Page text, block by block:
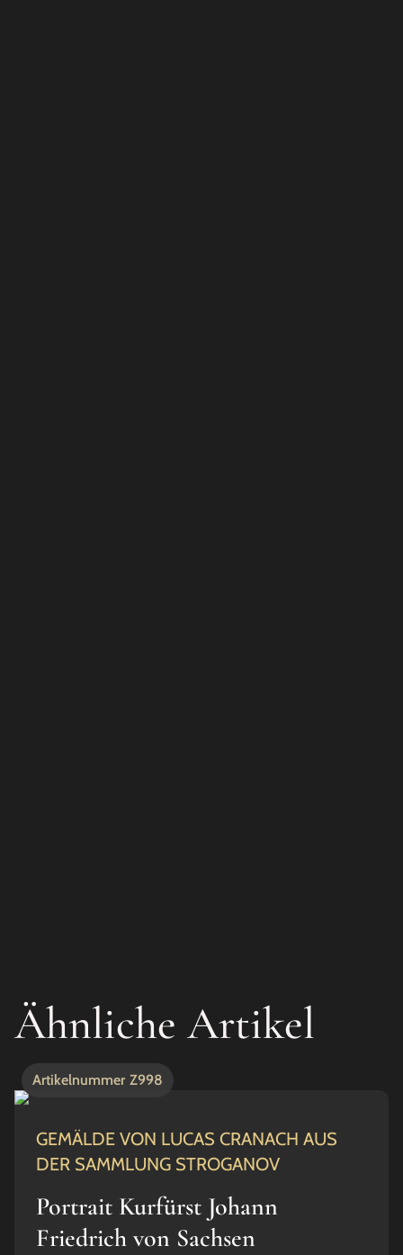
Ähnliche Artikel
Artikelnummer Z998
GEMÄLDE VON LUCAS CRANACH AUS
DER SAMMLUNG STROGANOV
Portrait Kurfürst Johann
Friedrich von Sachsen